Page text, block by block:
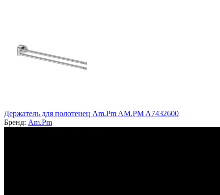
Держатель для полотенец Am.Pm AM.PM A7432600
Бренд: Am.Pm